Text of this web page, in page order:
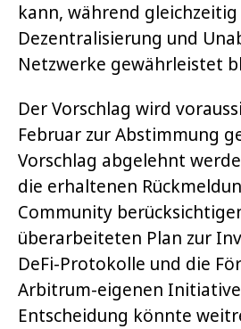
kann, während gleichzeitig
Dezentralisierung und
Netzwerke gewährleistet
Der Vorschlag wird
Februar zur Abstimmung
Vorschlag abgelehnt
die erhaltenen
Community
überarbeiteten Plan zur
DeFi-Protokolle und die
Arbitrum-eigenen
Entscheidung könnte